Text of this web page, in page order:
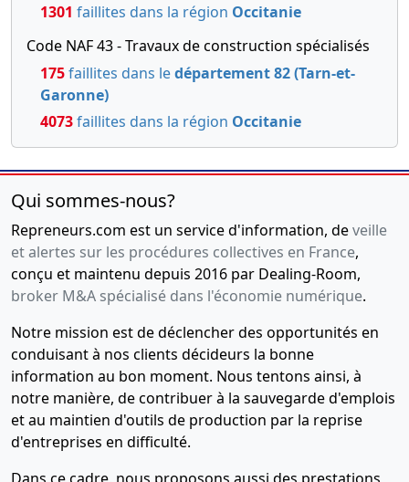
1301 faillites dans la région Occitanie
Code NAF 43 - Travaux de construction spécialisés
175faillites dans ledépartement 82 (Tarn-et-
Garonne)
4073faillites dans la région Occitanie
Qui sommes-nous?
Repreneurs.com est un service d'information, deveille
et alertes sur les procédures collectives en France,
conçu et maintenu depuis 2016 par Dealing-Room,
broker M&A spécialisé dans l'économie numérique.
Notre mission est de déclencher des opportunités en
conduisant à nos clients décideurs la bonne
information au bon moment. Nous tentons ainsi, à
notre manière, de contribuer à la sauvegarde d'emplois
et au maintien d'outils de production par la reprise
d'entreprises en difficulté.